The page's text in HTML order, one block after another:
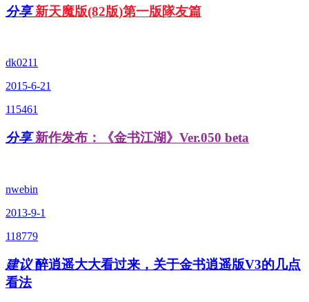
分享 新天魔版(82版)第一版隊友篇
dk0211
2015-6-21
115461
分享 新作发布：《金书江湖》Ver.050 beta
nwebin
2013-9-1
118779
建议 醉逍遥大大看过来，关于金书逍遥版V3的几点
看法